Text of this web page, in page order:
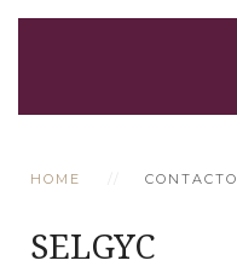
HOME CONTACTO
SELGYC